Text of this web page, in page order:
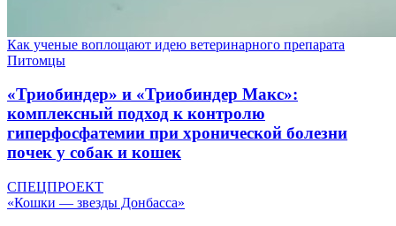
Как ученые воплощают идею ветеринарного препарата
Питомцы
«Триобиндер» и «Триобиндер Макс»:
комплексный подход к контролю
гиперфосфатемии при хронической болезни
почек у собак и кошек
СПЕЦПРОЕКТ
«Кошки — звезды Донбасса»